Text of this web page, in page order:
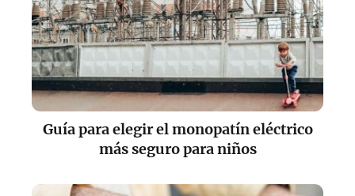
Guía para elegir el monopatín eléctrico
más seguro para niños